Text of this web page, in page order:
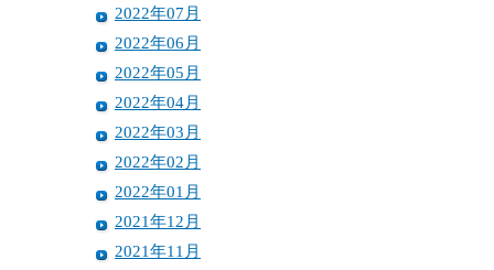
2022年07月
2022年06月
2022年05月
2022年04月
2022年03月
2022年02月
2022年01月
2021年12月
2021年11月